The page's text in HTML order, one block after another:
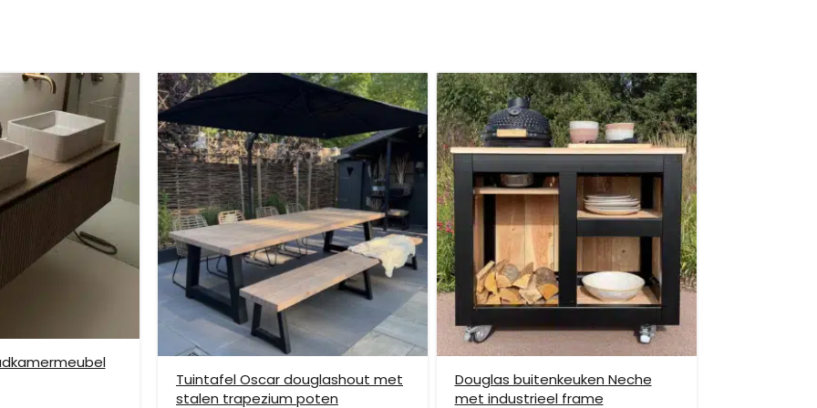
aan wanden is niet mogelijk. Bestel je 2 of meer meubels voor uitgebreide bezorging op begane grond rekenen wij
verzendmethode te kiezen. Het kan voorkomen dat u een handje moet helpen om de goederen op de juiste plek te
is niet mogelijk. Dient je meubel met een verhuislift op de gewenste locatie te komen, dan dien je dit zelf en op
op etage rekenen wij hier extra kosten voor, prijs op aanvraag.
Tuintafel Oscar douglashout met
stalen trapezium poten
Douglas buitenkeuken Neche
met industrieel frame